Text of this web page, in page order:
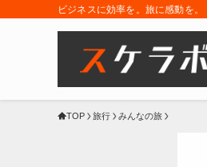
ビジネスに効率を。旅に感動を。
TOP 旅行 みんなの旅